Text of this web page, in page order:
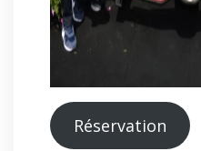
Réservation